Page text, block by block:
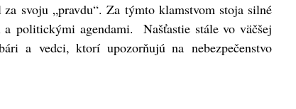
svoju „pravdu“. Za týmto klamstvom stoja silné
politickými agendami. Našťastie stále vo väčšej
a vedci, ktorí upozorňujú na nebezpečenstvo